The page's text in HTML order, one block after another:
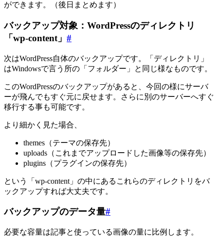
ができます。（後日まとめます）
バックアップ対象：WordPressのディレクトリ
「wp-content」 #
次はWordPress自体のバックアップです。「ディレクトリ」
はWindowsで言う所の「フォルダー」と同じ様なものです。
このWordPressのバックアップがあると、今回の様にサーバ
ーが飛んでもすぐ元に戻せます。さらに別のサーバーへすぐ
移行する事も可能です。
より細かく見た場合、
themes（テーマの保存先）
uploads（これまでアップロードした画像等の保存先）
plugins（プラグインの保存先）
という「wp-content」の中にあるこれらのディレクトリをバ
ックアップすれば大丈夫です。
バックアップのデータ量#
必要な容量は記事と使っている画像の量に比例します。